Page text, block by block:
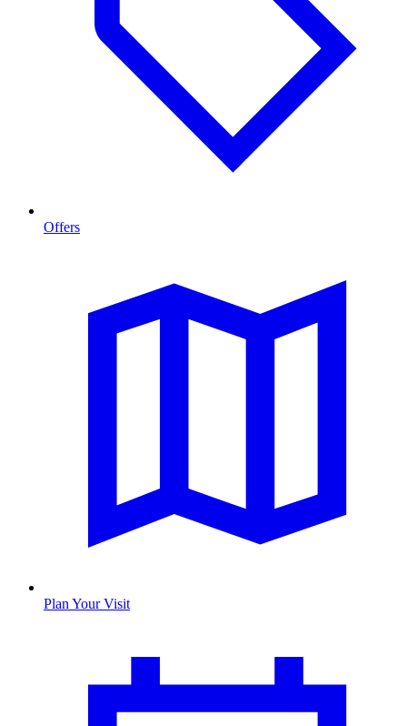
Offers
Plan Your Visit